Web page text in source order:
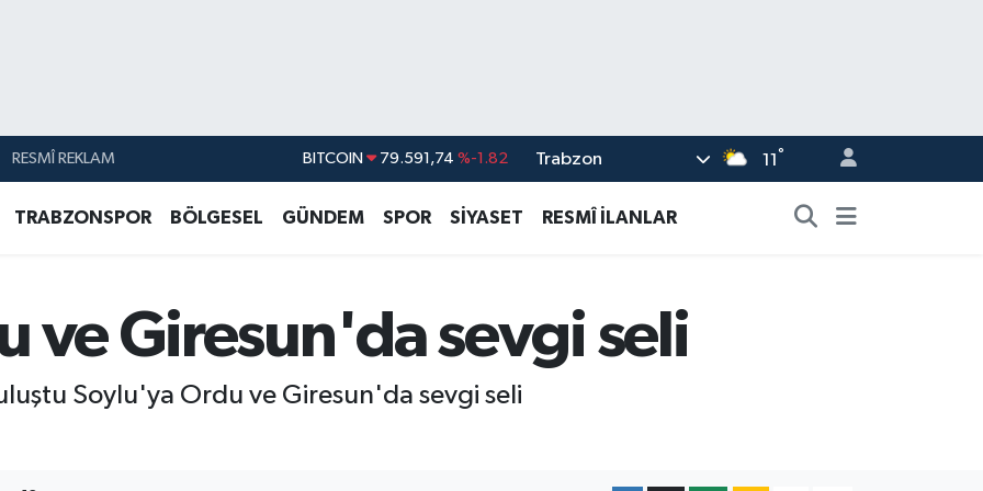
RESMÎ REKLAM DOLAR 45,43620 %0.02
BİST100
BITCOIN 79.591,74 %-1.82
Trabzon 11 °
TRABZONSPOR BÖLGESEL GÜNDEM SPOR SİYASET RESMÎ İLANLAR
ve Giresun'da sevgi seli
Soylu'ya Ordu ve Giresun'da sevgi seli